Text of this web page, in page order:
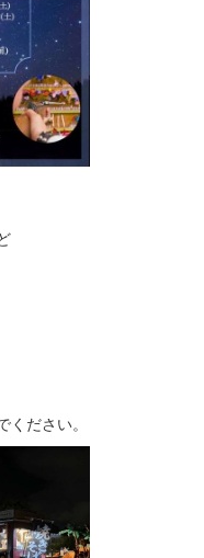
ださい。